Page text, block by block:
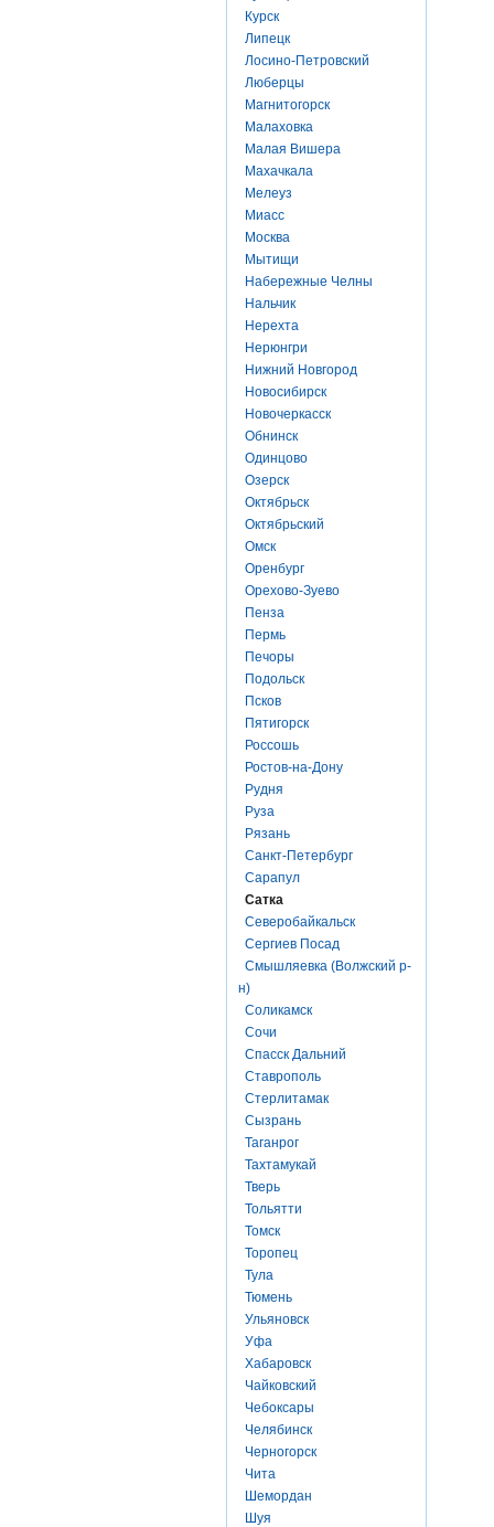
Курск
Липецк
Лосино-Петровский
Люберцы
Магнитогорск
Малаховка
Малая Вишера
Махачкала
Мелеуз
Миасс
Москва
Мытищи
Набережные Челны
Нальчик
Нерехта
Нерюнгри
Нижний Новгород
Новосибирск
Новочеркасск
Обнинск
Одинцово
Озерск
Октябрьск
Октябрьский
Омск
Оренбург
Орехово-Зуево
Пенза
Пермь
Печоры
Подольск
Псков
Пятигорск
Россошь
Ростов-на-Дону
Рудня
Руза
Рязань
Санкт-Петербург
Сарапул
Сатка
Северобайкальск
Сергиев Посад
Смышляевка (Волжский р-
н)
Соликамск
Сочи
Спасск Дальний
Ставрополь
Стерлитамак
Сызрань
Таганрог
Тахтамукай
Тверь
Тольятти
Томск
Торопец
Тула
Тюмень
Ульяновск
Уфа
Хабаровск
Чайковский
Чебоксары
Челябинск
Черногорск
Чита
Шемордан
Шуя